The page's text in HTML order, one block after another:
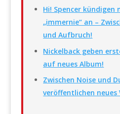
Hi! Spencer kündigen
„immernie“ an –
und Aufbruch!
Nickelback geben
auf neues Album!
Zwischen Noise und
veröffentlichen neues